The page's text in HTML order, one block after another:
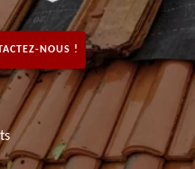
NOUS !